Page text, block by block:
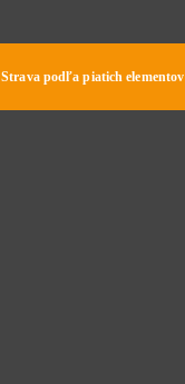
Strava podľa piatich elementov